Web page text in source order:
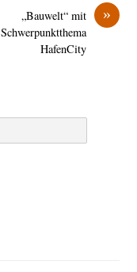
»
„Bauwelt“ mit
Schwerpunktthema
HafenCity